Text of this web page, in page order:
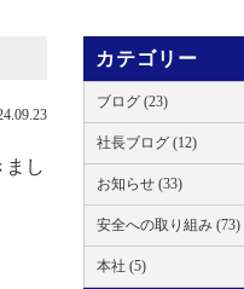
まし
カテゴリー
ブログ (23)
社長ブログ (12)
お知らせ (33)
安全への取り組み (73)
本社 (5)